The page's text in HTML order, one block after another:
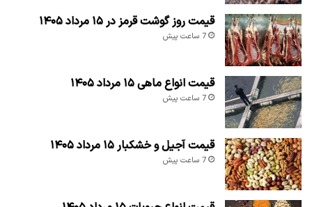
قیمت روز گوشت قرمز در ۱۵ مرداد ۱۴۰۵
7 ساعت پیش
قیمت انواع ماهی ۱۵ مرداد ۱۴۰۵
7 ساعت پیش
قیمت آجیل و خشکبار ۱۵ مرداد ۱۴۰۵
7 ساعت پیش